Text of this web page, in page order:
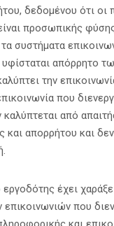
δεδομένου ότι οι
προσωπικής
συστήματα
απόρρητο
την
που
από
και απορρήτου και
έχει
που